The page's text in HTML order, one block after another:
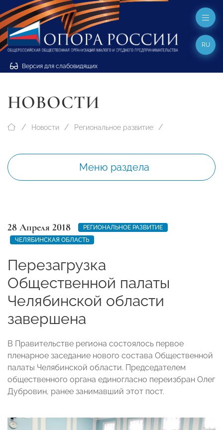
Версия для слабовидящих
RU
НОВОСТИ
Новости Региональное развитие
Меню раздела
28 Апреля 2018
РЕГИОНАЛЬНОЕ РАЗВИТИЕ
ЧЕЛЯБИНСКАЯ ОБЛАСТЬ
Перезагрузка
Общественной палаты
Челябинской области
завершена
В Правительстве региона состоялось первое
пленарное заседание нового состава Общественной
палаты Челябинской области. Председателем
общественного органа единогласно переизбран Олег
Дубровин, ранее занимавший этот пост.